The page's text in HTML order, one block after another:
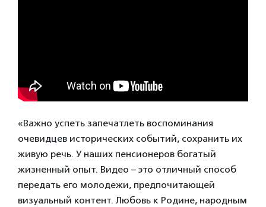
«Важно успеть запечатлеть воспоминания
очевидцев исторических событий, сохранить их
живую речь. У наших пенсионеров богатый
жизненный опыт. Видео – это отличный способ
передать его молодежи, предпочитающей
визуальный контент. Любовь к Родине, народным